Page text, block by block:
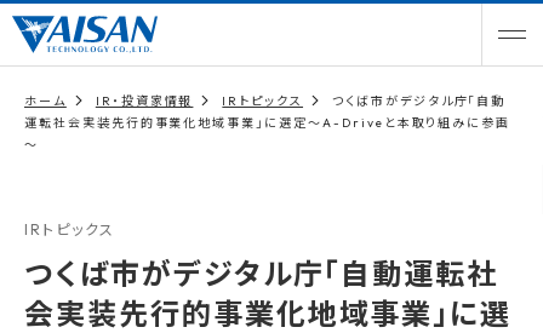
ホーム IR・投資家情報 IRトピックス
つくば市がデジタル庁「自動
運転社会実装先行的事業化地域事業」に選定～A-Driveと本取り組みに参画
～
IRトピックス
つくば市がデジタル庁「自動運転社
会実装先行的事業化地域事業」に選